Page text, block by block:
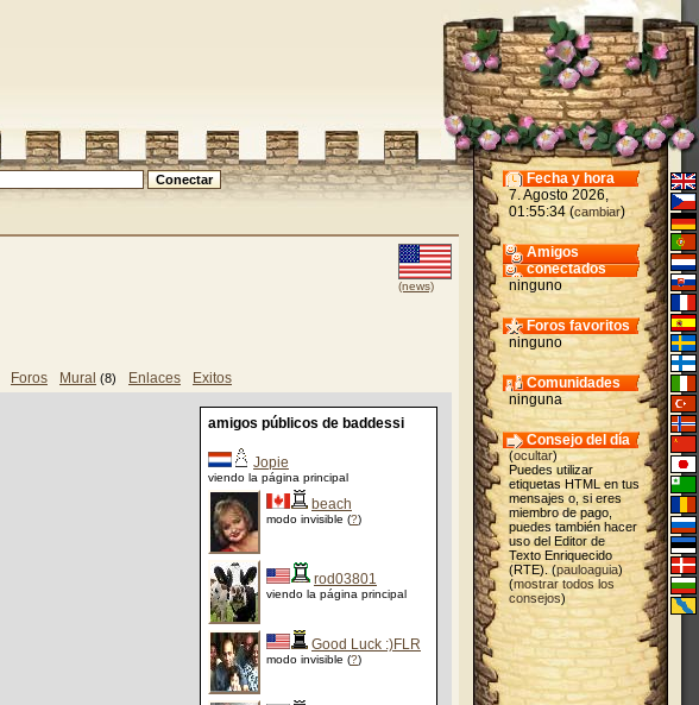
(news)
Foros Mural (8) Enlaces Exitos
amigos públicos de baddessi
Jopie
viendo la página principal
beach
modo invisible (?)
rod03801
viendo la página principal
Good Luck :)FLR
modo invisible (?)
Fecha y hora
7. Agosto 2026,
01:55:34 (cambiar)
Amigos
conectados
ninguno
Foros favoritos
ninguno
Comunidades
ninguna
Consejo del día
(ocultar)
Puedes utilizar
etiquetas HTML en tus
mensajes o, si eres
miembro de pago,
puedes también hacer
uso del Editor de
Texto Enriquecido
(RTE). (pauloaguia)
(mostrar todos los
consejos)